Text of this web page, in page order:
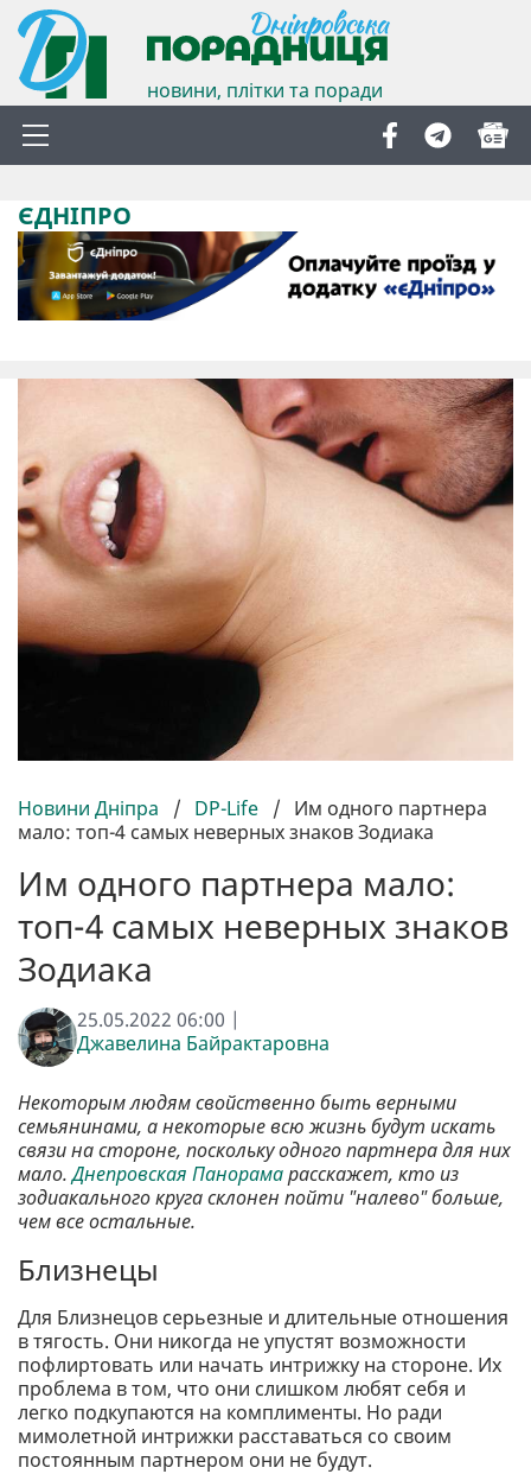
новини, плітки та поради
ЄДНІПРО
Новини Дніпра / DP-Life / Им одного партнера
мало: топ-4 самых неверных знаков Зодиака
Им одного партнера мало:
топ-4 самых неверных знаков
Зодиака
25.05.2022 06:00 |
Джавелина Байрактаровна
Некоторым людям свойственно быть верными
семьянинами, а некоторые всю жизнь будут искать
связи на стороне, поскольку одного партнера для них
мало.Днепровская Панорамарасскажет, кто из
зодиакального круга склонен пойти "налево" больше,
чем все остальные.
Близнецы
Для Близнецов серьезные и длительные отношения
в тягость. Они никогда не упустят возможности
пофлиртовать или начать интрижку на стороне. Их
проблема в том, что они слишком любят себя и
легко подкупаются на комплименты. Но ради
мимолетной интрижки расставаться со своим
постоянным партнером они не будут.